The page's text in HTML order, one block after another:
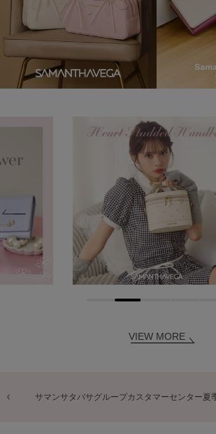
VIEW MORE
商品に関するお詫びとお知らせ